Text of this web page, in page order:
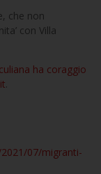
che non
con Villa
ha coraggio
.
07/migranti-